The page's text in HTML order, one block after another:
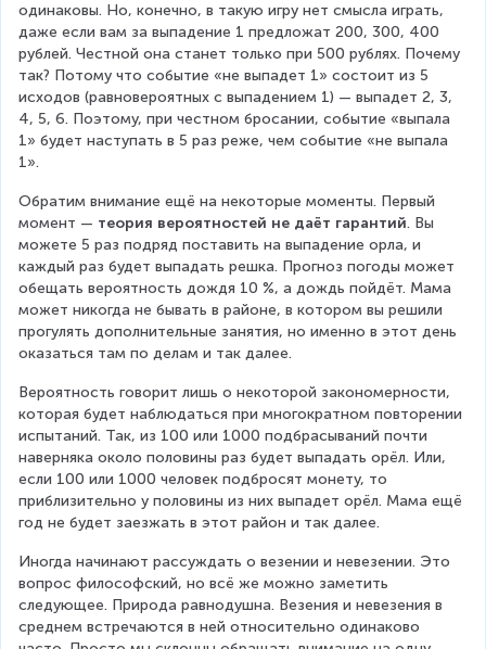
одинаковы. Но, конечно, в такую игру нет смысла играть,
даже если вам за выпадение 1 предложат 200, 300, 400
рублей. Честной она станет только при 500 рублях. Почему
так? Потому что событие «не выпадет 1» состоит из 5
исходов (равновероятных с выпадением 1) — выпадет 2, 3,
4, 5, 6. Поэтому, при честном бросании, событие «выпала
1» будет наступать в 5 раз реже, чем событие «не выпала
1».
Обратим внимание ещё на некоторые моменты. Первый
момент — теория вероятностей не даёт гарантий. Вы
можете 5 раз подряд поставить на выпадение орла, и
каждый раз будет выпадать решка. Прогноз погоды может
обещать вероятность дождя 10 %, а дождь пойдёт. Мама
может никогда не бывать в районе, в котором вы решили
прогулять дополнительные занятия, но именно в этот день
оказаться там по делам и так далее.
Вероятность говорит лишь о некоторой закономерности,
которая будет наблюдаться при многократном повторении
испытаний. Так, из 100 или 1000 подбрасываний почти
наверняка около половины раз будет выпадать орёл. Или,
если 100 или 1000 человек подбросят монету, то
приблизительно у половины из них выпадет орёл. Мама ещё
год не будет заезжать в этот район и так далее.
Иногда начинают рассуждать о везении и невезении. Это
вопрос философский, но всё же можно заметить
следующее. Природа равнодушна. Везения и невезения в
среднем встречаются в ней относительно одинаково